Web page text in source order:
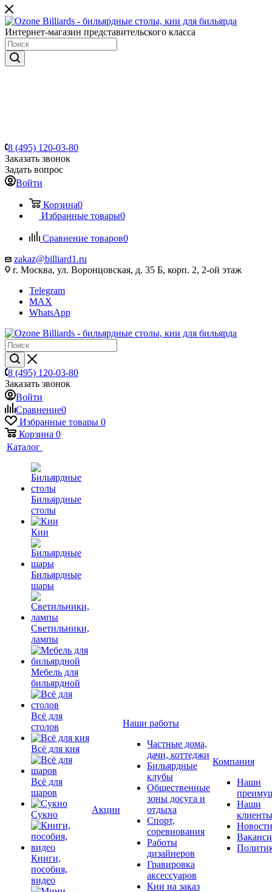
Интернет-магазин представительского класса
8 (495) 120-03-80
Заказать звонок
Задать вопрос
Войти
Корзина0
Избранные товары0
Сравнение товаров0
zakaz@billiard1.ru
г. Москва, ул. Воронцовская, д. 35 Б, корп. 2, 2-ой этаж
Telegram
MAX
WhatsApp
8 (495) 120-03-80
Заказать звонок
Войти
Сравнение0
Избранные товары 0
Корзина 0
Каталог
Бильярдные
столы
Кии
Бильярдные
шары
Светильники,
лампы
Мебель для
бильярдной
Всё для
столов
Всё для кия
Всё для
шаров
Сукно
Книги,
пособия,
видео
Акции
Наши работы
Частные дома,
дачи, коттеджи
Бильярдные
клубы
Общественные
зоны досуга и
отдыха
Спорт,
соревнования
Работы
дизайнеров
Гравировка
аксессуаров
Кии на заказ
Компания
Наши
Наши
клиенты
Новости